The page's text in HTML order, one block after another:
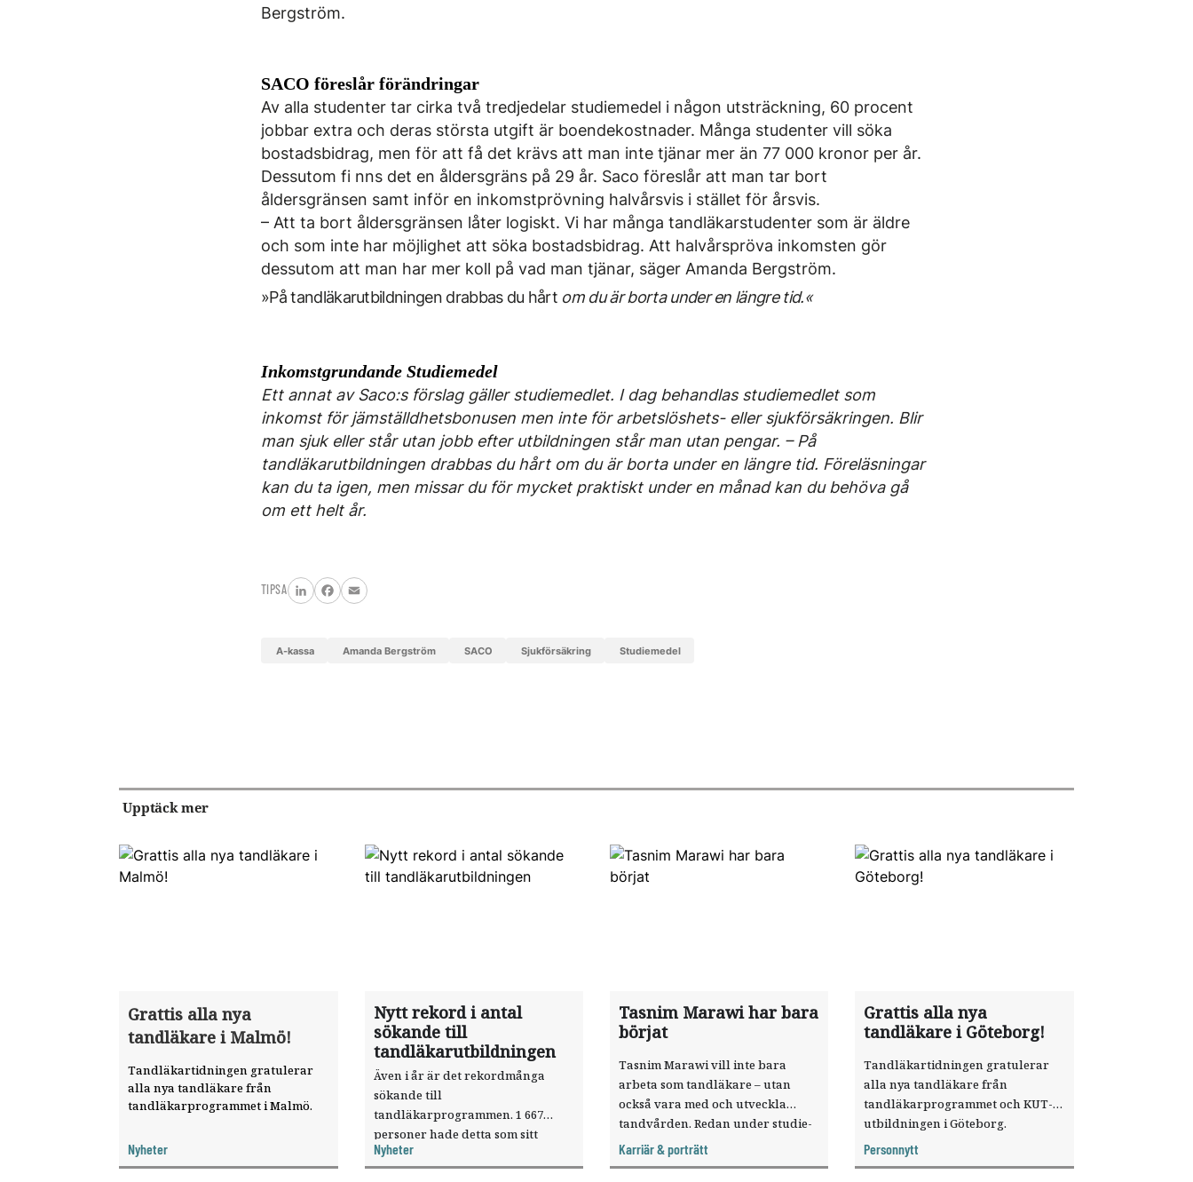
Bergström.
SACO föreslår förändringar
Av alla studenter tar cirka två tredjedelar studiemedel i någon utsträckning, 60 procent
jobbar extra och deras största utgift är boendekostnader. Många studenter vill söka
bostadsbidrag, men för att få det krävs att man inte tjänar mer än 77 000 kronor per år.
Dessutom fi nns det en åldersgräns på 29 år. Saco föreslår att man tar bort
åldersgränsen samt inför en inkomstprövning halvårsvis i stället för årsvis.
– Att ta bort åldersgränsen låter logiskt. Vi har många tandläkarstudenter som är äldre
och som inte har möjlighet att söka bostadsbidrag. Att halvårspröva inkomsten gör
dessutom att man har mer koll på vad man tjänar, säger Amanda Bergström.
»På tandläkarutbildningen drabbas du hårt om du är borta under en längre tid.«
Inkomstgrundande Studiemedel
Ett annat av Saco:s förslag gäller studiemedlet. I dag behandlas studiemedlet som
inkomst för jämställdhetsbonusen men inte för arbetslöshets- eller sjukförsäkringen. Blir
man sjuk eller står utan jobb efter utbildningen står man utan pengar. – På
tandläkarutbildningen drabbas du hårt om du är borta under en längre tid. Föreläsningar
kan du ta igen, men missar du för mycket praktiskt under en månad kan du behöva gå
om ett helt år.
TIPSA
LinkedInFacebook
Email
A-kassa Amanda Bergström SACO sjukförsäkring studiemedel
Upptäck mer
Grattis alla nya
tandläkare i Malmö!
Tandläkartidningen gratulerar
alla nya tandläkare från
tandläkarprogrammet i Malmö.
Nyheter
Nytt rekord i antal
sökande till
tandläkarutbildningen
Även i år är det rekordmånga
sökande till
tandläkarprogrammen. 1 667
personer hade detta som sitt
förstahandsval vid antagningen
till höstterminen.
Nyheter
Tasnim Marawi har bara
börjat
Tasnim Marawi vill inte bara
arbeta som tandläkare – utan
också vara med och utveckla
tandvården. Redan under studie­
tiden har hon engagerat sig
nationellt, och är sedan årsskiftet
Karriär & porträtt
Grattis alla nya
tandläkare i Göteborg!
Tandläkartidningen gratulerar
alla nya tandläkare från
tandläkarprogrammet och KUT-
utbildningen i Göteborg.
Personnytt